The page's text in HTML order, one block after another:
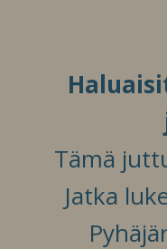
Tämä
Jatka